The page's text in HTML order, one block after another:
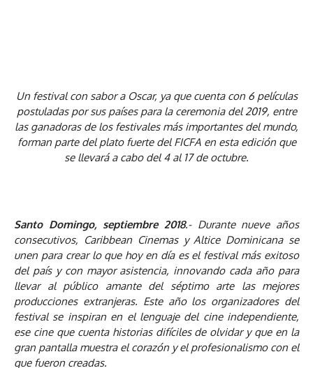
Un festival con sabor a Oscar, ya que cuenta con 6 películas
postuladas por sus países para la ceremonia del 2019, entre
las ganadoras de los festivales más importantes del mundo,
forman parte del plato fuerte del FICFA en esta edición que
se llevará a cabo del 4 al 17 de octubre.
Santo Domingo, septiembre 2018.- Durante nueve años
consecutivos, Caribbean Cinemas y Altice Dominicana se
unen para crear lo que hoy en día es el festival más exitoso
del país y con mayor asistencia, innovando cada año para
llevar al público amante del séptimo arte las mejores
producciones extranjeras. Este año los organizadores del
festival se inspiran en el lenguaje del cine independiente,
ese cine que cuenta historias difíciles de olvidar y que en la
gran pantalla muestra el corazón y el profesionalismo con el
que fueron creadas.